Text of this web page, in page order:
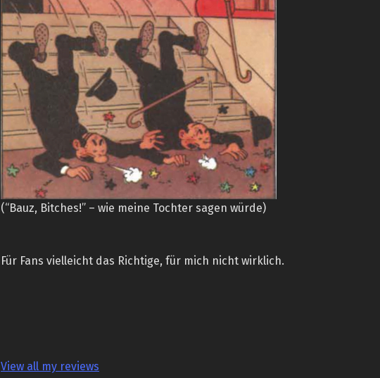
(“Bauz, Bitches!” – wie meine Tochter sagen würde)
Für Fans vielleicht das Richtige, für mich nicht wirklich.
View all my reviews